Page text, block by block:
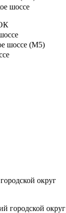
шоссе
шоссе (М5)
округ
городской округ